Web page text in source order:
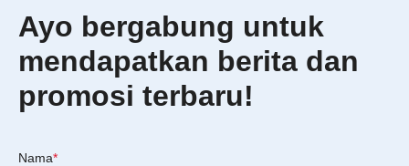
Ayo bergabung untuk
mendapatkan berita dan
promosi terbaru!
Nama*